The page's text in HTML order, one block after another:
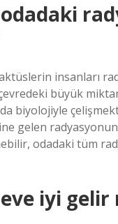
insanları
büyük
biyolojiyle
gelen
odadaki tüm
iyi gelir